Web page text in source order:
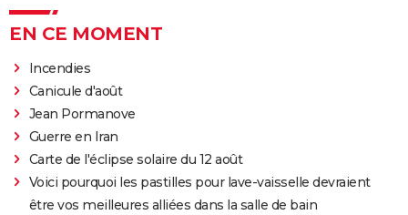
EN CE MOMENT
Incendies
Canicule d'août
Jean Pormanove
Guerre en Iran
Carte de l'éclipse solaire du 12 août
Voici pourquoi les pastilles pour lave-vaisselle devraient
être vos meilleures alliées dans la salle de bain